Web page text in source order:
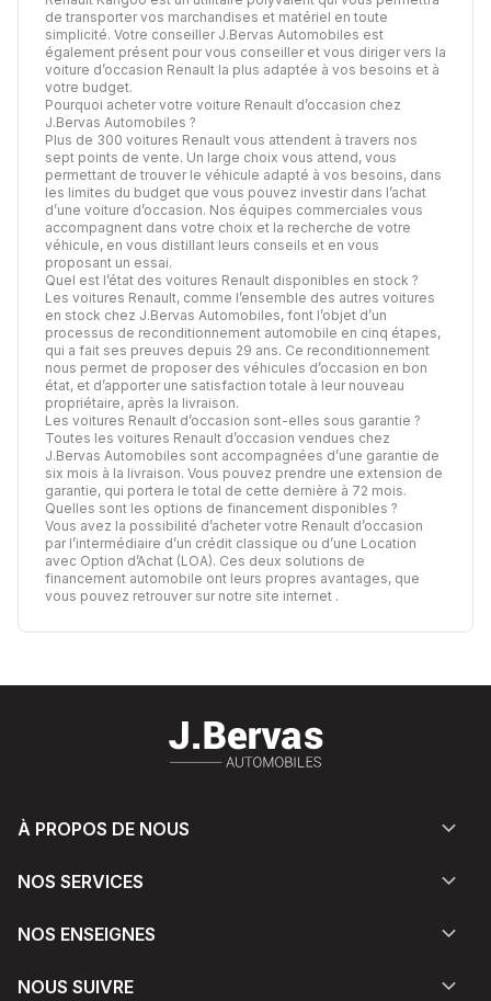
de transporter vos marchandises et matériel en toute
simplicité. Votre conseiller J.Bervas Automobiles est
également présent pour vous conseiller et vous diriger vers la
voiture d’occasion Renault la plus adaptée à vos besoins et à
votre budget.
Pourquoi acheter votre voiture Renault d’occasion chez
J.Bervas Automobiles ?
Plus de 300 voitures Renault vous attendent à travers nos
sept points de vente. Un large choix vous attend, vous
permettant de trouver le véhicule adapté à vos besoins, dans
les limites du budget que vous pouvez investir dans l’achat
d’une voiture d’occasion. Nos équipes commerciales vous
accompagnent dans votre choix et la recherche de votre
véhicule, en vous distillant leurs conseils et en vous
proposant un essai.
Quel est l’état des voitures Renault disponibles en stock ?
Les voitures Renault, comme l’ensemble des autres voitures
en stock chez J.Bervas Automobiles, font l’objet d’un
processus de reconditionnement automobile en cinq étapes,
qui a fait ses preuves depuis 29 ans. Ce reconditionnement
nous permet de proposer des véhicules d’occasion en bon
état, et d’apporter une satisfaction totale à leur nouveau
propriétaire, après la livraison.
Les voitures Renault d’occasion sont-elles sous garantie ?
Toutes les voitures Renault d’occasion vendues chez
J.Bervas Automobiles sont accompagnées d’une garantie de
six mois à la livraison. Vous pouvez prendre une extension de
garantie, qui portera le total de cette dernière à 72 mois.
Quelles sont les options de financement disponibles ?
Vous avez la possibilité d’acheter votre Renault d’occasion
par l’intermédiaire d’un crédit classique ou d’une Location
avec Option d’Achat (LOA). Ces deux solutions de
financement automobile ont leurs propres avantages, que
vous pouvez retrouver sur notre site internet .
À PROPOS DE NOUS
NOS SERVICES
NOS ENSEIGNES
NOUS SUIVRE